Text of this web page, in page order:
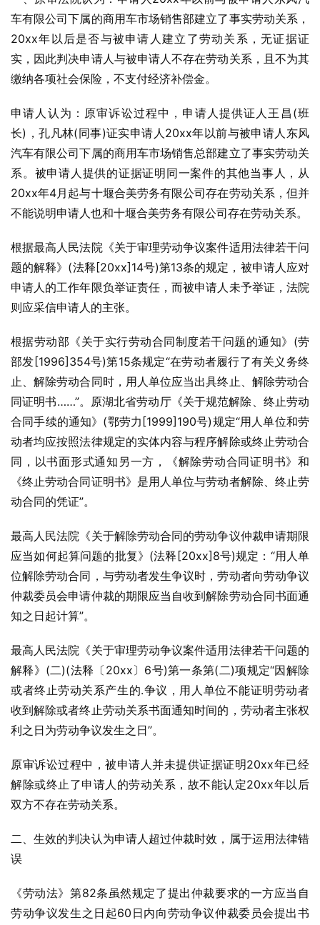
车有限公司下属的商用车市场销售部建立了事实劳动关系，
20xx年以后是否与被申请人建立了劳动关系，无证据证
实，因此判决申请人与被申请人不存在劳动关系，且不为其
缴纳各项社会保险，不支付经济补偿金。
申请人认为：原审诉讼过程中，申请人提供证人王昌(班
长)，孔凡林(同事)证实申请人20xx年以前与被申请人东风
汽车有限公司下属的商用车市场销售总部建立了事实劳动关
系。被申请人提供的证据证明同一案件的其他当事人，从
20xx年4月起与十堰合美劳务有限公司存在劳动关系，但并
不能说明申请人也和十堰合美劳务有限公司存在劳动关系。
根据最高人民法院《关于审理劳动争议案件适用法律若干问
题的解释》(法释[20xx]14号)第13条的规定，被申请人应对
申请人的工作年限负举证责任，而被申请人未予举证，法院
则应采信申请人的主张。
根据劳动部《关于实行劳动合同制度若干问题的通知》(劳
部发[1996]354号)第15条规定“在劳动者履行了有关义务终
止、解除劳动合同时，用人单位应当出具终止、解除劳动合
同证明书……”。原湖北省劳动厅《关于规范解除、终止劳动
合同手续的通知》(鄂劳力[1999]190号)规定“用人单位和劳
动者均应按照法律规定的实体内容与程序解除或终止劳动合
同，以书面形式通知另一方，《解除劳动合同证明书》和
《终止劳动合同证明书》是用人单位与劳动者解除、终止劳
动合同的凭证”。
最高人民法院《关于解除劳动合同的劳动争议仲裁申请期限
应当如何起算问题的批复》(法释[20xx]8号)规定：“用人单
位解除劳动合同，与劳动者发生争议时，劳动者向劳动争议
仲裁委员会申请仲裁的期限应当自收到解除劳动合同书面通
知之日起计算”。
最高人民法院《关于审理劳动争议案件适用法律若干问题的
解释》(二)(法释〔20xx〕6号)第一条第(二)项规定“因解除
或者终止劳动关系产生的.争议，用人单位不能证明劳动者
收到解除或者终止劳动关系书面通知时间的，劳动者主张权
利之日为劳动争议发生之日”。
原审诉讼过程中，被申请人并未提供证据证明20xx年已经
解除或终止了申请人的劳动关系，故不能认定20xx年以后
双方不存在劳动关系。
二、生效的判决认为申请人超过仲裁时效，属于运用法律错
误
《劳动法》第82条虽然规定了提出仲裁要求的一方应当自
劳动争议发生之日起60日内向劳动争议仲裁委员会提出书